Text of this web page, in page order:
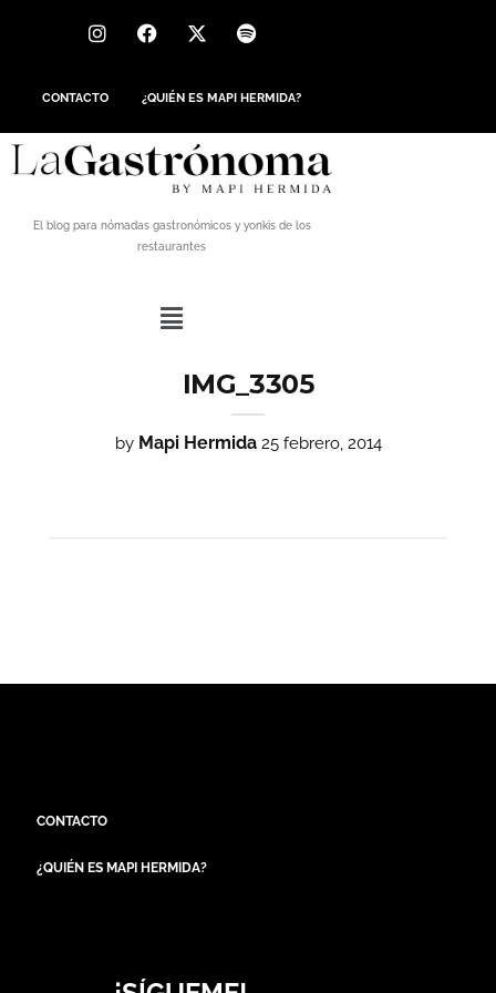
CONTACTO ¿QUIÉN ES MAPI HERMIDA?
El blog para nómadas gastronómicos y yonkis de los
restaurantes
IMG_3305
by Mapi Hermida 25 febrero, 2014
CONTACTO
¿QUIÉN ES MAPI HERMIDA?